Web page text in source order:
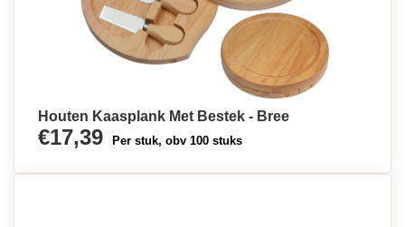
Houten Kaasplank Met Bestek - Bree
€17,39 Per stuk, obv 100 stuks